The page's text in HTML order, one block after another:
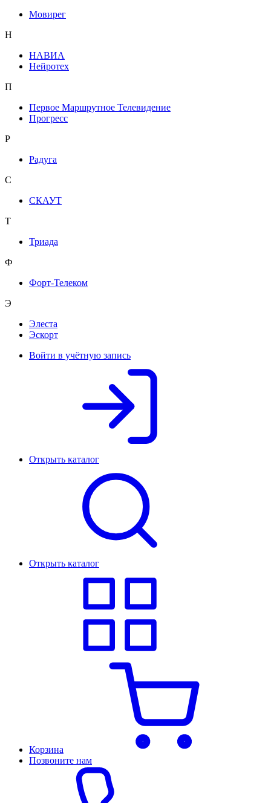
Мовирег
Н
НАВИА
Нейротех
П
Первое Маршрутное Телевидение
Прогресс
Р
Радуга
С
СКАУТ
Т
Триада
Ф
Форт-Телеком
Э
Элеста
Эскорт
Войти в учётную запись
Открыть каталог
Открыть каталог
Корзина
Позвоните нам